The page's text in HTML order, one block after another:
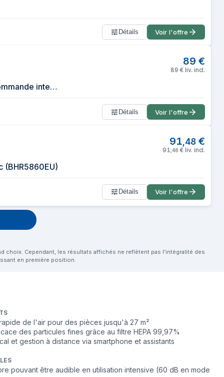
Détails Voir l'offre
89 €
89 € liv. incl.
[Officiel] Xiaomi Smart Air Purifier 4 Compact | Élimination des allergènes, Commande intelligente, Surveillance de la qualité de l'air en temps réel
Détails Voir l'offre
91,48 €
91 48 € liv. incl.
(BHR5860EU)
Détails Voir l'offre
Cependant, les résultats affichés ne reflètent pas l'intégralité des
en première position.
de l'air pour des pièces jusqu'à 27 m²
des particules fines grâce au filtre HEPA 99,97%
et gestion à distance via smartphone et assistants
pouvant être audible en utilisation intensive (60 dB en mode